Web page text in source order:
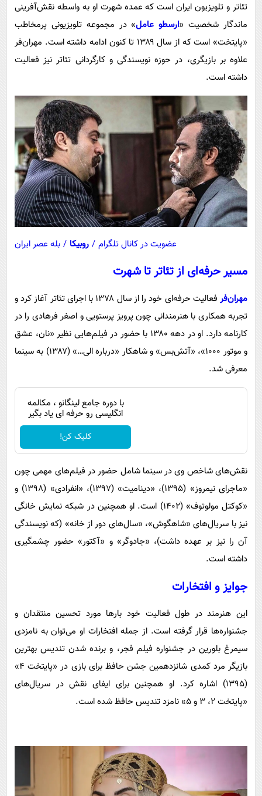
تئاتر و تلویزیون ایران است که عمده شهرت او به واسطه نقش‌آفرینی
ماندگار شخصیت «ارسطو عامل» در مجموعه تلویزیونی پرمخاطب
«پایتخت» است که از سال ۱۳۸۹ تا کنون ادامه داشته است. مهران‌فر
علاوه بر بازیگری، در حوزه نویسندگی و کارگردانی تئاتر نیز فعالیت
داشته است.
عضویت در کانال تلگرام / روبیکا / بله عصر ایران
مسیر حرفه‌ای از تئاتر تا شهرت
مهران‌فر
فعالیت حرفه‌ای خود را از سال ۱۳۷۸ با اجرای تئاتر آغاز کرد و
تجربه همکاری با هنرمندانی چون پرویز پرستویی و اصغر فرهادی را در
کارنامه دارد. او در دهه ۱۳۸۰ با حضور در فیلم‌هایی نظیر «نان، عشق
و موتور ۱۰۰۰»، «آتش‌بس» و شاهکار «درباره الی…» (۱۳۸۷) به سینما
معرفی شد.
با دوره جامع لینگانو ، مکالمه
انگلیسی رو حرفه ای یاد بگیر
کلیک کن!
نقش‌های شاخص وی در سینما شامل حضور در فیلم‌های مهمی چون
«ماجرای نیمروز» (۱۳۹۵)، «دینامیت» (۱۳۹۷)، «انفرادی» (۱۳۹۸) و
«کوکتل مولوتوف» (۱۴۰۲) است. او همچنین در شبکه نمایش خانگی
نیز با سریال‌های «شاهگوش»، «سال‌های دور از خانه» (که نویسندگی
آن را نیز بر عهده داشت)، «جادوگر» و «آکتور» حضور چشمگیری
داشته است.
جوایز و افتخارات
این هنرمند در طول فعالیت خود بارها مورد تحسین منتقدان و
جشنواره‌ها قرار گرفته است. از جمله افتخارات او می‌توان به نامزدی
سیمرغ بلورین در جشنواره فیلم فجر، و برنده شدن تندیس بهترین
بازیگر مرد کمدی شانزدهمین جشن حافظ برای بازی در «پایتخت ۴»
(۱۳۹۵) اشاره کرد. او همچنین برای ایفای نقش در سریال‌های
«پایتخت ۲، ۳ و ۵» نامزد تندیس حافظ شده است.